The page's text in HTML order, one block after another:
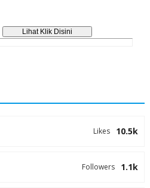
10.5k
Likes
1.1k
Followers